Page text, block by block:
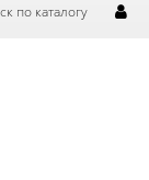
по каталогу